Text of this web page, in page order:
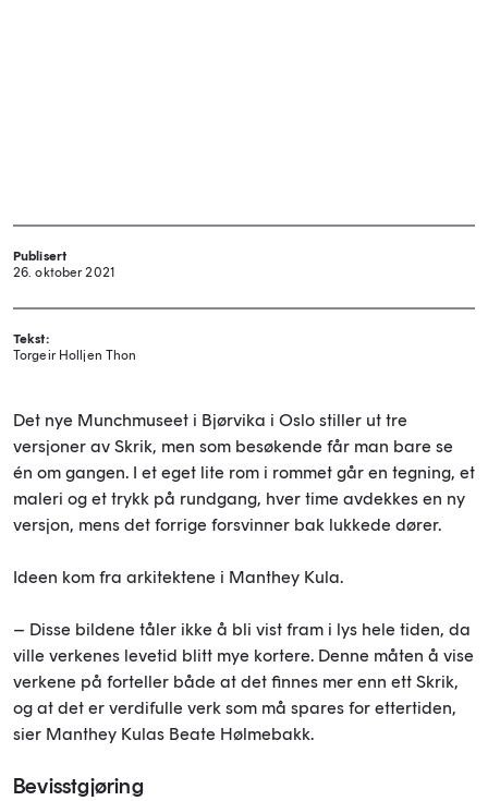
Publisert
26. oktober 2021
Tekst:
Torgeir Holljen Thon
Det nye Munchmuseet i Bjørvika i Oslo stiller ut tre
versjoner av Skrik, men som besøkende får man bare se
én om gangen. I et eget lite rom i rommet går en tegning, et
maleri og et trykk på rundgang, hver time avdekkes en ny
versjon, mens det forrige forsvinner bak lukkede dører.
Ideen kom fra arkitektene i Manthey Kula.
– Disse bildene tåler ikke å bli vist fram i lys hele tiden, da
ville verkenes levetid blitt mye kortere. Denne måten å vise
verkene på forteller både at det finnes mer enn ett Skrik,
og at det er verdifulle verk som må spares for ettertiden,
sier Manthey Kulas Beate Hølmebakk.
Bevisstgjøring